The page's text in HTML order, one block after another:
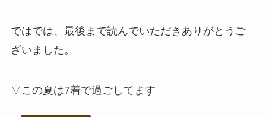
ではでは、最後まで読んでいただきありがとうご
ざいました。
▽この夏は7着で過ごしてます